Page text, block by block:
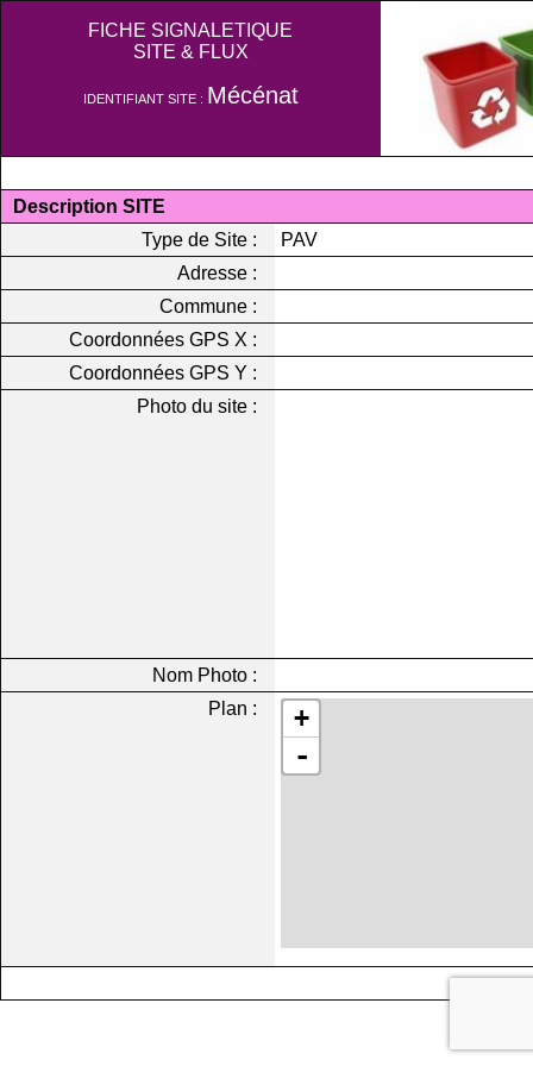
FICHE SIGNALETIQUE
SITE & FLUX
IDENTIFIANT SITE : Mécénat
Description SITE
Type de Site :
PAV
Adresse :
Commune :
Coordonnées GPS X :
Coordonnées GPS Y :
Photo du site :
Nom Photo :
Plan :
+
-